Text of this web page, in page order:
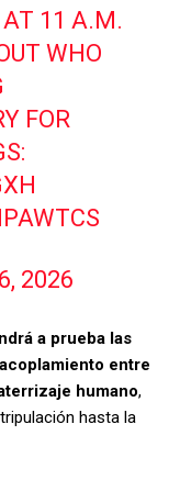
AT 11 A.M.
WHO
FOR
2026
a prueba las
entre
humano,
hasta la